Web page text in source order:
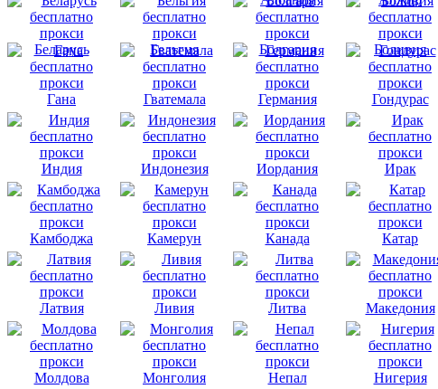
Беларусь Бельгия Болгария Боливия
Гана Гватемала Германия Гондурас
Индия Индонезия Иордания Ирак
Камбоджа Камерун Канада Катар
Латвия Ливия Литва Македония
Молдова Монголия Непал Нигерия